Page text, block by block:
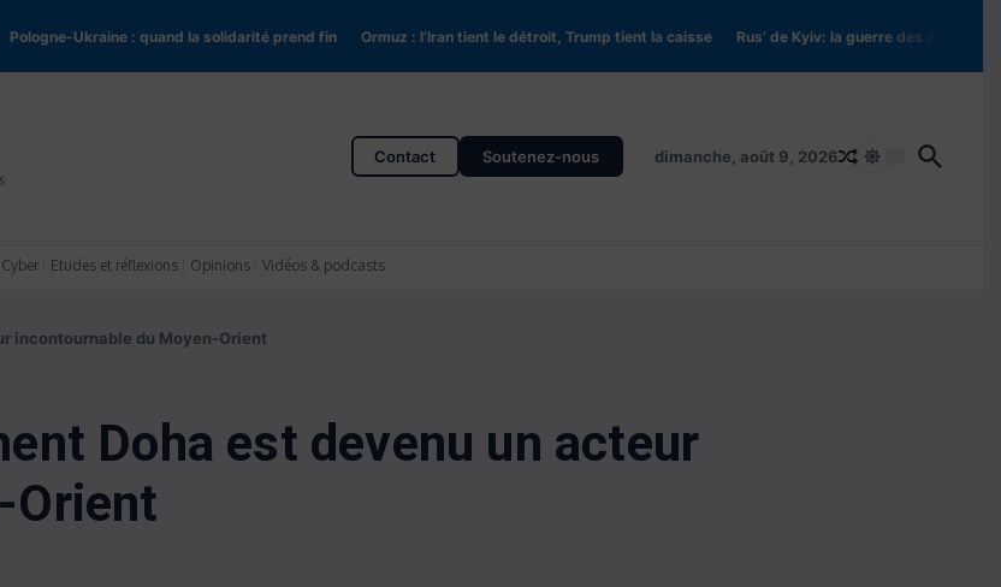
Ukraine : quand la solidarité prend fin Ormuz : l’Iran tient le détroit, Trump tient la caisse Rus’ de Kyiv: la guerre des origines (Partie
Contact Soutenez-nous dimanche, août 9, 2026
Cyber Etudes et réflexions Opinions Vidéos & podcasts
incontournable du Moyen-Orient
Doha est devenu un acteur
Orient